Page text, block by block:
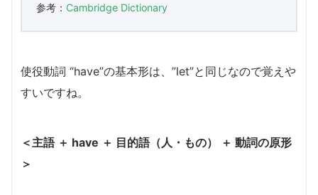
参考： Cambridge Dictionary
使役動詞 “have”の基本形は、”let”と同じなので覚えや
すいですね。
＜主語 ＋ have ＋ 目的語（人・もの） ＋ 動詞の原形
＞